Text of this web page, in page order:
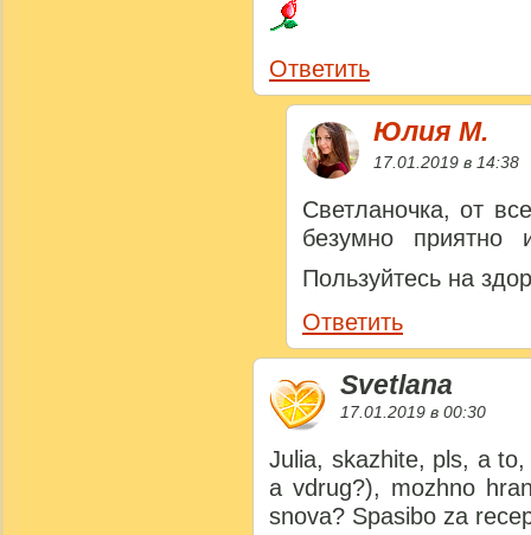
Ответить
Юлия M.
17.01.2019 в 14:38
Светланочка, от
безумно приятно
Пользуйтесь на
Ответить
Svetlana
17.01.2019 в 00:30
Julia, skazhite, pls, a
a vdrug?), mozhno
snova? Spasibo za